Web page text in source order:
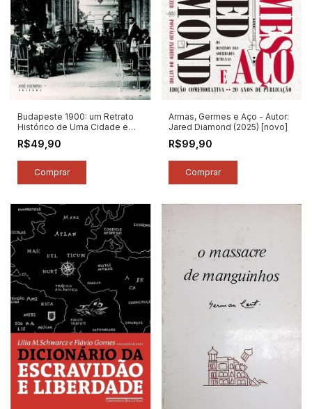
Budapeste 1900: um Retrato
Histórico de Uma Cidade e
sua Cultura - Autor: John
Lukacs (2009) [seminovo]
R$49,90
Armas, Germes e Aço - Autor:
Jared Diamond (2025) [novo]
R$99,90